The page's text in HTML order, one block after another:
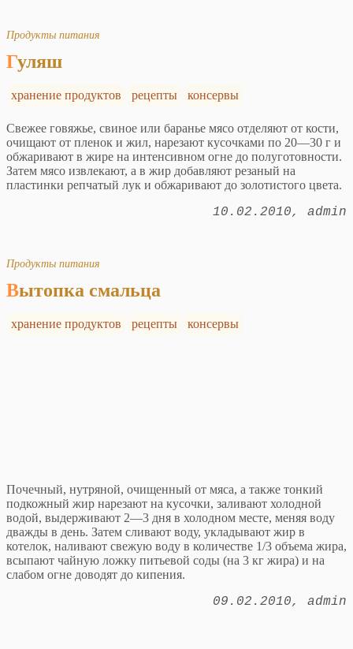
Продукты питания
Гуляш
хранение продуктов рецепты консервы
Свежее говяжье, свиное или баранье мясо отделяют от кости,
очищают от пленок и жил, нарезают кусочками по 20—30 г и
обжаривают в жире на интенсивном огне до полуготовности.
Затем мясо извлекают, а в жир добавляют резаный на
пластинки репчатый лук и обжаривают до золотистого цвета.
10.02.2010 admin
Продукты питания
Вытопка смальца
хранение продуктов рецепты консервы
Почечный, нутряной, очищенный от мяса, а также тонкий
подкожный жир нарезают на кусочки, заливают холодной
водой, выдерживают 2—3 дня в холодном месте, меняя воду
дважды в день. Затем сливают воду, укладывают жир в
котелок, наливают свежую воду в количестве 1/3 объема жира,
всыпают чайную ложку питьевой соды (на 3 кг жира) и на
слабом огне доводят до кипения.
09.02.2010 admin